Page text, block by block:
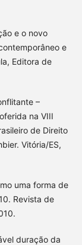
e o novo
e
Editora de
–
na VIII
de Direito
Vitória/ES,
uma forma de
Revista de
duração da